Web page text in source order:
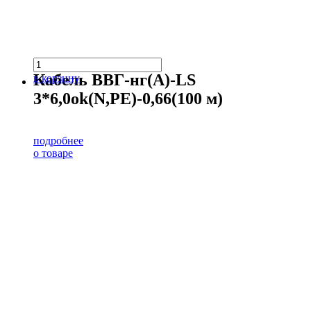
в корзину
Кабель ВВГ-нг(А)-LS
3*6,0ok(N,PE)-0,66(100 м)
подробнее
о товаре